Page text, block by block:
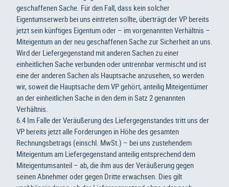
geschaffenen Sache. Für den Fall, dass kein solcher
Eigentumserwerb bei uns eintreten sollte, überträgt der VP bereits
jetzt sein künftiges Eigentum oder – im vorgenannten Verhältnis –
Miteigentum an der neu geschaffenen Sache zur Sicherheit an uns.
Wird der Liefergegenstand mit anderen Sachen zu einer
einheitlichen Sache verbunden oder untrennbar vermischt und ist
eine der anderen Sachen als Hauptsache anzusehen, so werden
wir, soweit die Hauptsache dem VP gehört, anteilig Miteigentümer
an der einheitlichen Sache in den dem in Satz 2 genannten
Verhältnis.
6.4 Im Falle der Veräußerung des Liefergegenstandes tritt uns der
VP bereits jetzt alle Forderungen in Höhe des gesamten
Rechnungsbetrags (einschl. MwSt.) – bei uns zustehendem
Miteigentum am Liefergegenstand anteilig entsprechend dem
Miteigentumsanteil – ab, die ihm aus der Veräußerung gegen
seinen Abnehmer oder gegen Dritte erwachsen. Dies gilt